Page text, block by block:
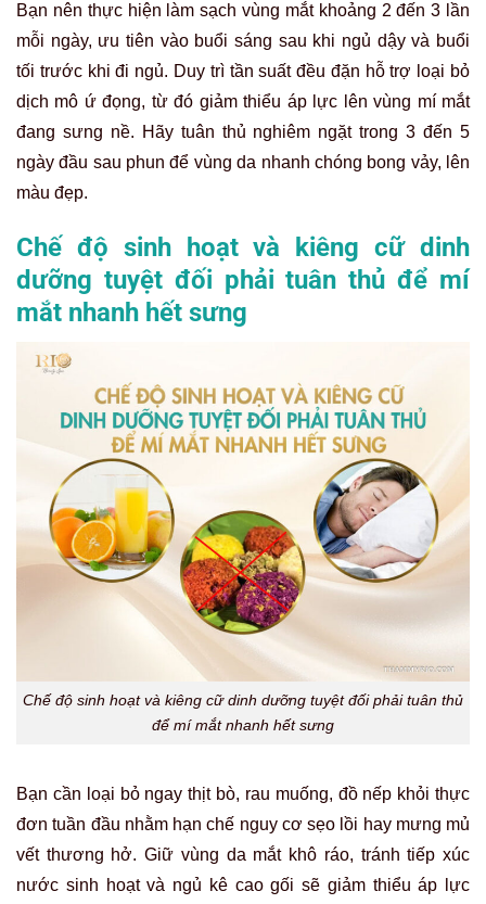
Bạn nên thực hiện làm sạch vùng mắt khoảng 2 đến 3 lần
mỗi ngày, ưu tiên vào buổi sáng sau khi ngủ dậy và buổi
tối trước khi đi ngủ. Duy trì tần suất đều đặn hỗ trợ loại bỏ
dịch mô ứ đọng, từ đó giảm thiểu áp lực lên vùng mí mắt
đang sưng nề. Hãy tuân thủ nghiêm ngặt trong 3 đến 5
ngày đầu sau phun để vùng da nhanh chóng bong vảy, lên
màu đẹp.
Chế độ sinh hoạt và kiêng cữ dinh
dưỡng tuyệt đối phải tuân thủ để mí
mắt nhanh hết sưng
Chế độ sinh hoạt và kiêng cữ dinh dưỡng tuyệt đối phải tuân thủ
để mí mắt nhanh hết sưng
Bạn cần loại bỏ ngay thịt bò, rau muống, đồ nếp khỏi thực
đơn tuần đầu nhằm hạn chế nguy cơ sẹo lồi hay mưng mủ
vết thương hở. Giữ vùng da mắt khô ráo, tránh tiếp xúc
nước sinh hoạt và ngủ kê cao gối sẽ giảm thiểu áp lực